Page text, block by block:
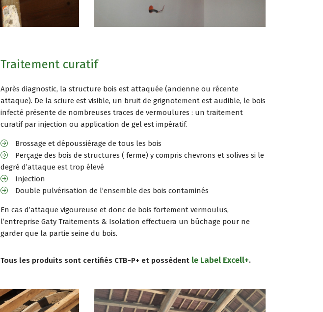
Traitement curatif
Après diagnostic, la structure bois est attaquée (ancienne ou récente
attaque). De la sciure est visible, un bruit de grignotement est audible, le bois
infecté présente de nombreuses traces de vermoulures : un traitement
curatif par injection ou application de gel est impératif.
Brossage et dépoussiérage de tous les bois
Perçage des bois de structures ( ferme) y compris chevrons et solives si le
degré d’attaque est trop élevé
Injection
Double pulvérisation de l’ensemble des bois contaminés
En cas d’attaque vigoureuse et donc de bois fortement vermoulus,
l’entreprise Gaty Traitements & Isolation effectuera un bûchage pour ne
garder que la partie seine du bois.
Tous les produits sont certifiés CTB-P+ et possèdent le Label Excell+.